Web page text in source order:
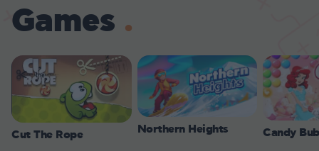
Games
Cut The Rope Northern Heights Candy